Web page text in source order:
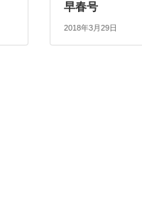
早春号
2018年3月29日